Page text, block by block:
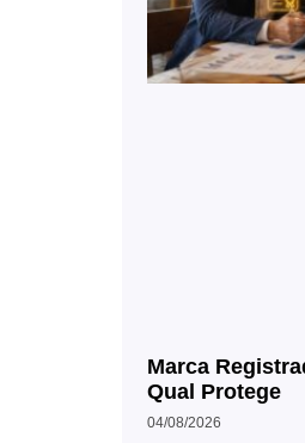
Marca
Qual Protege
04/08/2026